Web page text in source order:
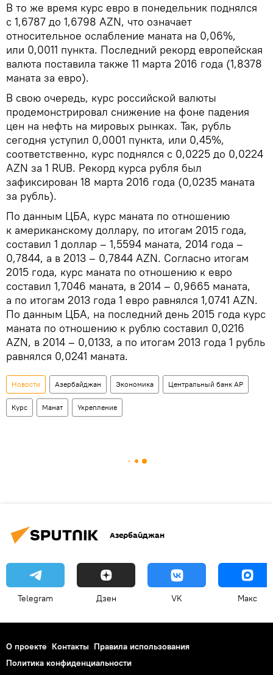
В то же время курс евро в понедельник поднялся
с 1,6787 до 1,6798 AZN, что означает
относительное ослабление маната на 0,06%,
или 0,0011 пункта. Последний рекорд европейская
валюта поставила также 11 марта 2016 года (1,8378
маната за евро).
В свою очередь, курс российской валюты
продемонстрировал снижение на фоне падения
цен на нефть на мировых рынках. Так, рубль
сегодня уступил 0,0001 пункта, или 0,45%,
соответственно, курс поднялся с 0,0225 до 0,0224
AZN за 1 RUB. Рекорд курса рубля был
зафиксирован 18 марта 2016 года (0,0235 маната
за рубль).
По данным ЦБА, курс маната по отношению
к американскому доллару, по итогам 2015 года,
составил 1 доллар – 1,5594 маната, 2014 года –
0,7844, а в 2013 – 0,7844 AZN. Согласно итогам
2015 года, курс маната по отношению к евро
составил 1,7046 маната, в 2014 – 0,9665 маната,
а по итогам 2013 года 1 евро равнялся 1,0741 AZN.
По данным ЦБА, на последний день 2015 года курс
маната по отношению к рублю составил 0,0216
AZN, в 2014 – 0,0133, а по итогам 2013 года 1 рубль
равнялся 0,0241 маната.
Новости Азербайджан Экономика Центральный банк АР
Курс Манат Укрепление
Азербайджан
Telegram Дзен VK Макс
О проекте Контакты Правила использования
Политика конфиденциальности